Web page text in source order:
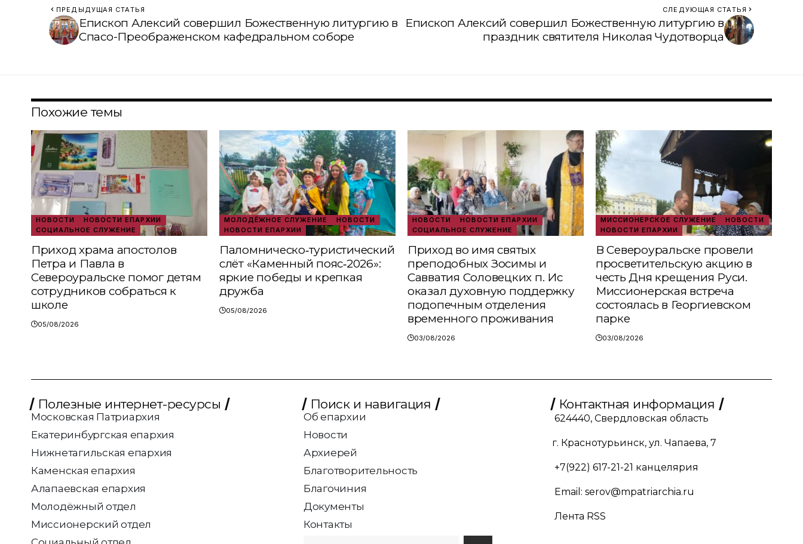
ПРЕДЫДУЩАЯ СТАТЬЯ
Епископ Алексий совершил Божественную литургию в
Спасо-Преображенском кафедральном соборе
СЛЕДУЮЩАЯ СТАТЬЯ
Епископ Алексий совершил Божественную литургию в
праздник святителя Николая Чудотворца
Похожие темы
НОВОСТИ
НОВОСТИ ЕПАРХИИ
СОЦИАЛЬНОЕ СЛУЖЕНИЕ
Приход храма апостолов
Петра и Павла в
Североуральске помог детям
сотрудников собраться к
школе
05/08/2026
МОЛОДЁЖНОЕ СЛУЖЕНИЕ
НОВОСТИ
НОВОСТИ ЕПАРХИИ
Паломническо‑туристический
слёт «Каменный пояс‑2026»:
яркие победы и крепкая
дружба
05/08/2026
НОВОСТИ
НОВОСТИ ЕПАРХИИ
СОЦИАЛЬНОЕ СЛУЖЕНИЕ
Приход во имя святых
преподобных Зосимы и
Савватия Соловецких п. Ис
оказал духовную поддержку
подопечным отделения
временного проживания
03/08/2026
МИССИОНЕРСКОЕ СЛУЖЕНИЕ
НОВОСТИ
НОВОСТИ ЕПАРХИИ
В Североуральске провели
просветительскую акцию в
честь Дня крещения Руси.
Миссионерская встреча
состоялась в Георгиевском
парке
03/08/2026
Полезные интернет-ресурсы
Московская Патриархия
Екатеринбургская епархия
Нижнетагильская епархия
Каменская епархия
Алапаевская епархия
Молодёжный отдел
Миссионерский отдел
Поиск и навигация
Об епархии
Новости
Архиерей
Благотворительность
Благочиния
Документы
Контакты
Контактная информация
624440, Свердловская область
г. Краснотурьинск, ул. Чапаева, 7
+7(922) 617-21-21 канцелярия
Email: serov@mpatriarchia.ru
Лента RSS